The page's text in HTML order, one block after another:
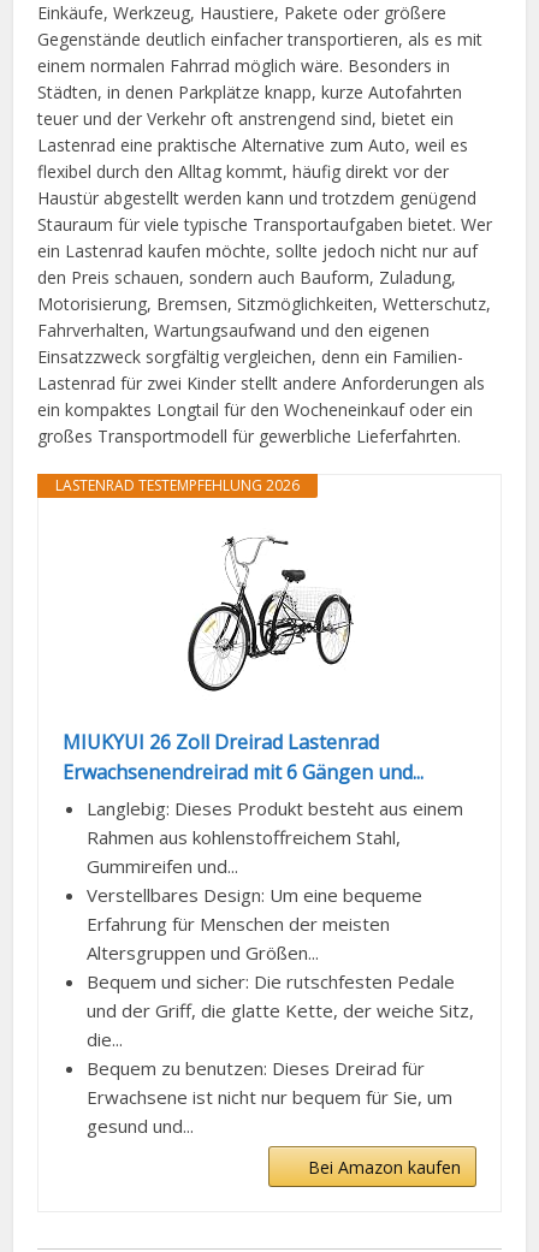
Einkäufe, Werkzeug, Haustiere, Pakete oder größere
Gegenstände deutlich einfacher transportieren, als es mit
einem normalen Fahrrad möglich wäre. Besonders in
Städten, in denen Parkplätze knapp, kurze Autofahrten
teuer und der Verkehr oft anstrengend sind, bietet ein
Lastenrad eine praktische Alternative zum Auto, weil es
flexibel durch den Alltag kommt, häufig direkt vor der
Haustür abgestellt werden kann und trotzdem genügend
Stauraum für viele typische Transportaufgaben bietet. Wer
ein Lastenrad kaufen möchte, sollte jedoch nicht nur auf
den Preis schauen, sondern auch Bauform, Zuladung,
Motorisierung, Bremsen, Sitzmöglichkeiten, Wetterschutz,
Fahrverhalten, Wartungsaufwand und den eigenen
Einsatzzweck sorgfältig vergleichen, denn ein Familien-
Lastenrad für zwei Kinder stellt andere Anforderungen als
ein kompaktes Longtail für den Wocheneinkauf oder ein
großes Transportmodell für gewerbliche Lieferfahrten.
LASTENRAD TESTEMPFEHLUNG 2026
MIUKYUI 26 Zoll Dreirad Lastenrad
Erwachsenendreirad mit 6 Gängen und...
Langlebig: Dieses Produkt besteht aus einem
Rahmen aus kohlenstoffreichem Stahl,
Gummireifen und...
Verstellbares Design: Um eine bequeme
Erfahrung für Menschen der meisten
Altersgruppen und Größen...
Bequem und sicher: Die rutschfesten Pedale
und der Griff, die glatte Kette, der weiche Sitz,
die...
Bequem zu benutzen: Dieses Dreirad für
Erwachsene ist nicht nur bequem für Sie, um
gesund und...
Bei Amazon kaufen